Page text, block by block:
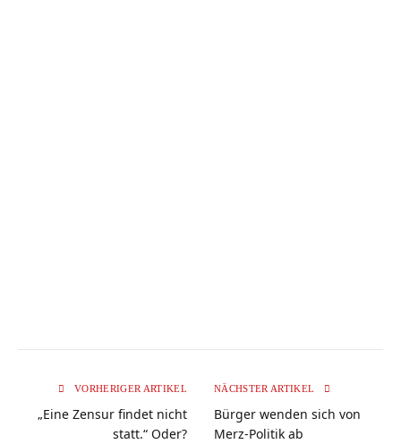
VORHERIGER ARTIKEL
„Eine Zensur findet nicht
statt.“ Oder?
NÄCHSTER ARTIKEL
Bürger wenden sich von
Merz-Politik ab